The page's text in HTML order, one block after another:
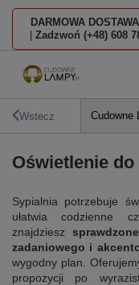
DARMOWA
Zadzwoń (+48) 608
Wstecz Cudowne
Oświetlenie
Sypialnia potrzebuje
ułatwia codzienne
znajdziesz
zadaniowego i
wygodny plan.
propozycji po